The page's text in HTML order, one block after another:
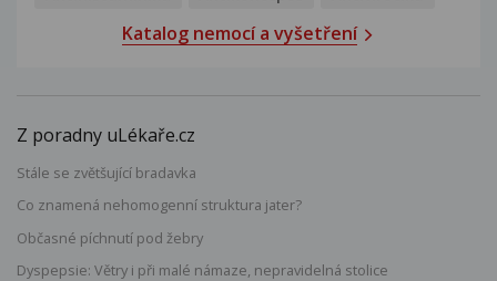
Katalog nemocí a vyšetření
Z poradny uLékaře.cz
Stále se zvětšující bradavka
Co znamená nehomogenní struktura jater?
Občasné píchnutí pod žebry
Dyspepsie: Větry i při malé námaze, nepravidelná stolice